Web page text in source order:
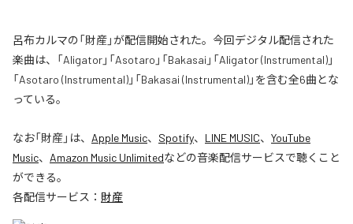
呂布カルマの「財産」が配信開始された。今回デジタル配信された
楽曲は、「Aligator」「Asotaro」「Bakasai」「Aligator (Instrumental)」
「Asotaro (Instrumental)」「Bakasai (Instrumental)」を含む全6曲とな
っている。
なお「財産」は、 Apple Music、 Spotify、 LINE MUSIC、 YouTube
Music、 Amazon Music Unlimitedなどの音楽配信サービスで聴くこと
ができる。
各配信サービス： 財産